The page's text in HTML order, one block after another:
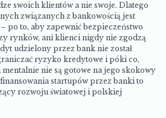
swoich klientów a nie swoje. Dlatego
związanych z bankowością jest
po to, aby zapewnić bezpieczeństwo
rynków, ani klienci nigdy nie zgodzą
udzielony przez bank nie został
ryzyko kredytowe i póki co,
nie są gotowe na jego skokowy
startupów przez banki to
rozwoju światowej i polskiej